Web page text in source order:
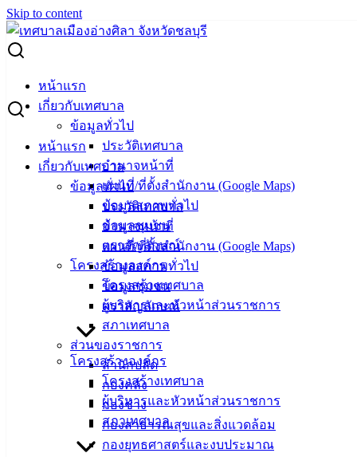
Skip to content
หน้าแรก
เกี่ยวกับเทศบาล
ข้อมูลทั่วไป
ประวัติเทศบาล
อำนาจหน้าที่
แผนที่/ที่ตั้งสำนักงาน (Google Maps)
ข้อมูลสภาพทั่วไป
ข้อมูลชุมชน
ตราสัญลักษณ์
โครงสร้างองค์กร
โครงสร้างเทศบาล
ผู้บริหารและหัวหน้าส่วนราชการ
สภาเทศบาล
ส่วนของราชการ
สำนักปลัด
กองคลัง
กองช่าง
กองสาธารณสุขและสิ่งแวดล้อม
กองยุทธศาสตร์และงบประมาณ
หน้าแรก
เกี่ยวกับเทศบาล
ข้อมูลทั่วไป
ประวัติเทศบาล
อำนาจหน้าที่
แผนที่/ที่ตั้งสำนักงาน (Google Maps)
ข้อมูลสภาพทั่วไป
ข้อมูลชุมชน
ตราสัญลักษณ์
โครงสร้างองค์กร
โครงสร้างเทศบาล
ผู้บริหารและหัวหน้าส่วนราชการ
สภาเทศบาล
Search for:
ผู้ชนะการเสนอราคา ซื้อวัสดุสำนักงาน จำนวน 4 รายการ
ผู้ชนะการเสนอราคา ซื้อวัสดุสำนักงาน
จำนวน 4 รายการ
มิถุนายน 25, 2025 มิถุนายน 26, 2025
ประกาศผู้ชนะ